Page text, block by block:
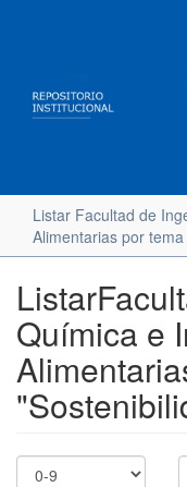
Listar Facultad de
Alimentarias por tema
Química e